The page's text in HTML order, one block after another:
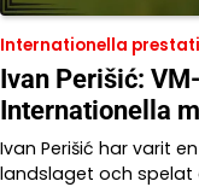
Internationella
Ivan Perišić:
Internationella
Ivan Perišić har varit
landslaget och spelat